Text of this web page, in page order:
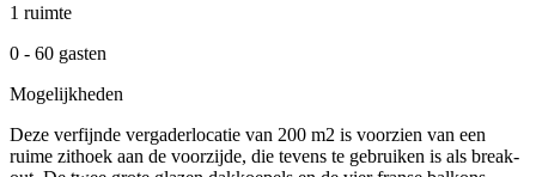
1 ruimte
0 - 60 gasten
Mogelijkheden
Deze verfijnde vergaderlocatie van 200 m2 is voorzien van een
ruime zithoek aan de voorzijde, die tevens te gebruiken is als break-